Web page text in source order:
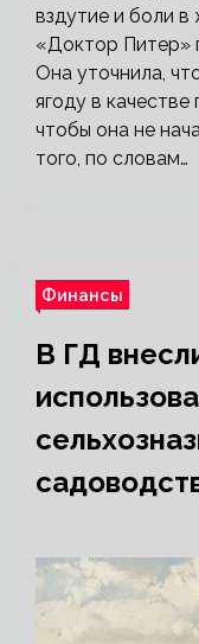
вздутие и боли в
«Доктор Питер»
Она уточнила,
ягоду в качестве
чтобы она не
того, по словам…
Финансы
В ГД